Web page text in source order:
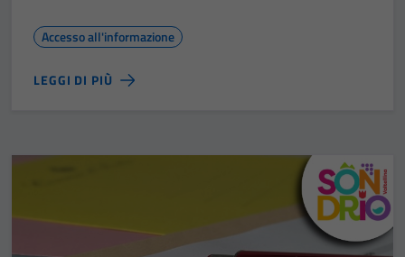
Accesso all'informazione
LEGGI DI PIÙ